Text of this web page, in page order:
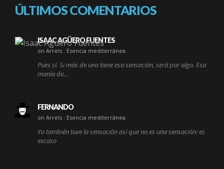
ÚLTIMOS COMENTARIOS
ISAAC AGÜERO FUENTES
on Arrels : Esencia mediterránea
Pues sí. Si más de uno tiene esa sensación, será por algo. Esa
manía de…
FERNANDO
on Arrels : Esencia mediterránea
Yo también tuve la sensación así que no es una sensación: es
excaso